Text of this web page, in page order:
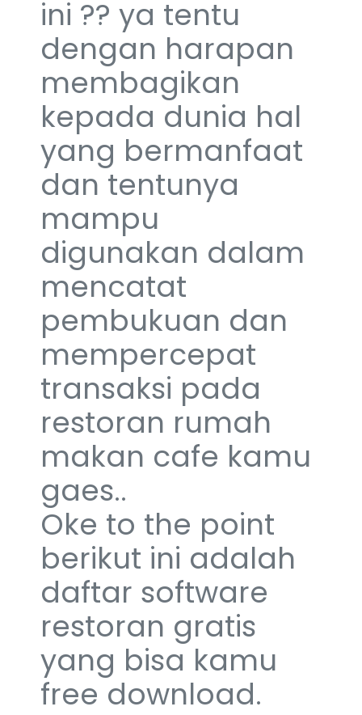
ini ?? ya tentu
dengan harapan
membagikan
kepada dunia hal
yang bermanfaat
dan tentunya
mampu
digunakan dalam
mencatat
pembukuan dan
mempercepat
transaksi pada
restoran rumah
makan cafe kamu
gaes..
Oke to the point
berikut ini adalah
daftar software
restoran gratis
yang bisa kamu
free download.